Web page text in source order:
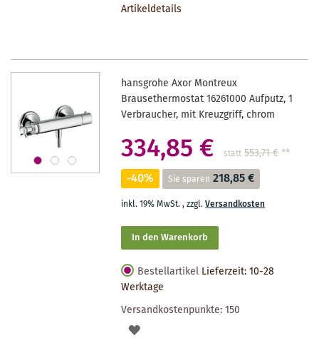
Artikeldetails
hansgrohe Axor Montreux
Brausethermostat 16261000 Aufputz, 1
Verbraucher, mit Kreuzgriff, chrom
334,85 € statt 553,71 €**
-40% Sie sparen 218,85 €
inkl. 19% MwSt.,zzgl.Versandkosten
In den Warenkorb
Bestellartikel Lieferzeit: 10-28
Werktage
Versandkostenpunkte:150
AUF